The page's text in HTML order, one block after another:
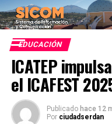
EDUCACIÓN
ICATEP
el ICAFEST
Publicado hace 12
Por ciudadserdan